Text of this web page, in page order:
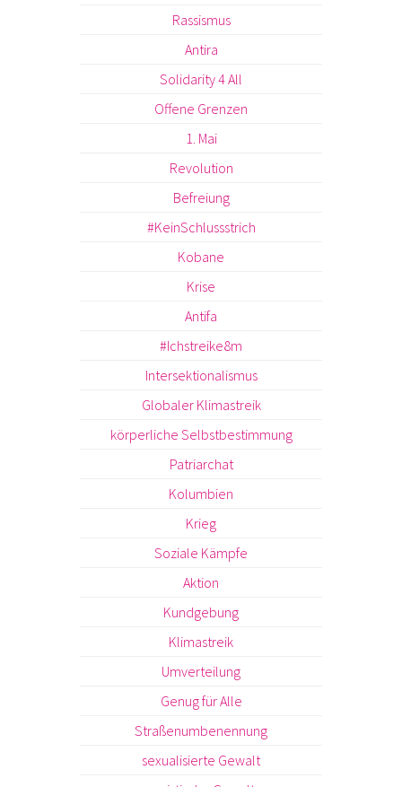
Rassismus
Antira
Solidarity 4 All
Offene Grenzen
1. Mai
Revolution
Befreiung
#KeinSchlussstrich
Kobane
Krise
Antifa
#Ichstreike8m
Intersektionalismus
Globaler Klimastreik
körperliche Selbstbestimmung
Patriarchat
Kolumbien
Krieg
Soziale Kämpfe
Aktion
Kundgebung
Klimastreik
Umverteilung
Genug für Alle
Straßenumbenennung
sexualisierte Gewalt